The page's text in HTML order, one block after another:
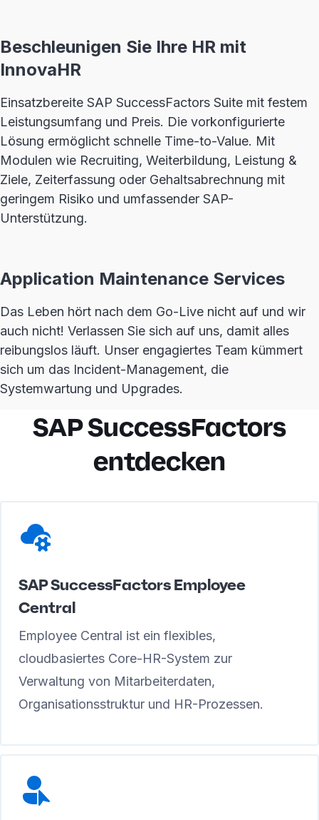
Beschleunigen Sie Ihre HR mit
InnovaHR
Einsatzbereite SAP SuccessFactors Suite mit festem
Leistungsumfang und Preis. Die vorkonfigurierte
Lösung ermöglicht schnelle Time-to-Value. Mit
Modulen wie Recruiting, Weiterbildung, Leistung &
Ziele, Zeiterfassung oder Gehaltsabrechnung mit
geringem Risiko und umfassender SAP-
Unterstützung.
Application Maintenance Services
Das Leben hört nach dem Go-Live nicht auf und wir
auch nicht! Verlassen Sie sich auf uns, damit alles
reibungslos läuft. Unser engagiertes Team kümmert
sich um das Incident-Management, die
Systemwartung und Upgrades.
SAP SuccessFactors
entdecken
SAP SuccessFactors Employee
Central
Employee Central ist ein flexibles,
cloudbasiertes Core-HR-System zur
Verwaltung von Mitarbeiterdaten,
Organisationsstruktur und HR-Prozessen.